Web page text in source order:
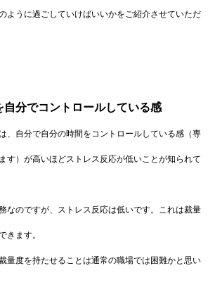
ように過ごしていけばいいかをご紹介させていただ
自分でコントロールしている感
、自分で自分の時間をコントロールしている感（専
す）が高いほどストレス反応が低いことが知られて
なのですが、ストレス反応は低いです。これは裁量
きます。
量度を持たせることは通常の職場では困難かと思い